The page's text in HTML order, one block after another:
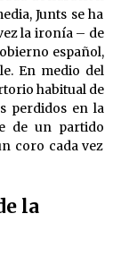
EE.UU.-Irán:
Difusores
Junts se ha
la ironía – de
español,
En medio del
habitual de
perdidos en la
de un partido
coro cada vez
la